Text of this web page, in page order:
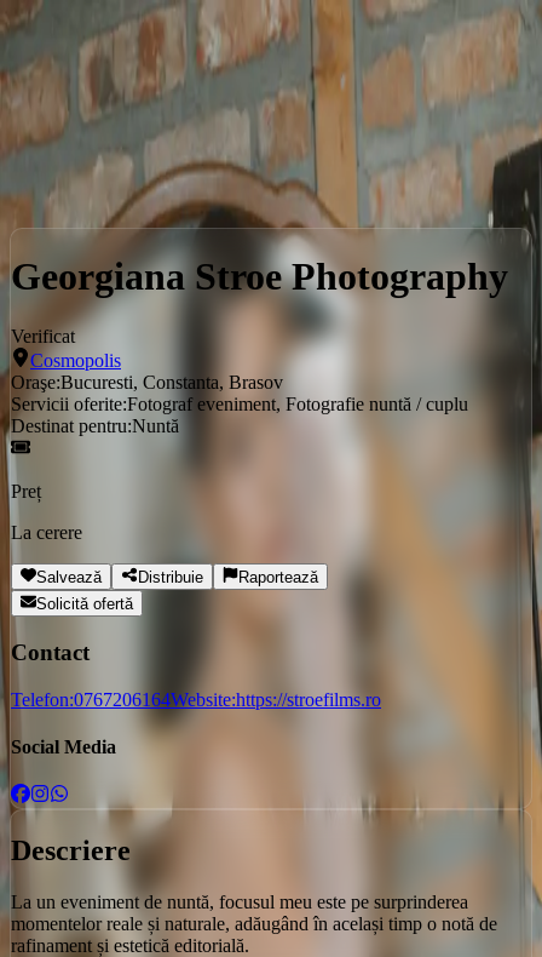
Locații Servicii Evenimente
Bucuresti Georgiana Stroe Photography
Georgiana Stroe Photography
Verificat
Cosmopolis
Oraşe:Bucuresti, Constanta, Brasov
Servicii oferite:Fotograf eveniment, Fotografie nuntă / cuplu
Destinat pentru:Nuntă
Preț
La cerere
Salvează Distribuie
Raportează
Solicită ofertă
Contact
Telefon:0767206164Website:https://stroefilms.ro
Social Media
Descriere
La un eveniment de nuntă, focusul meu este pe surprinderea
momentelor reale și naturale, adăugând în același timp o notă de
rafinament și estetică editorială.